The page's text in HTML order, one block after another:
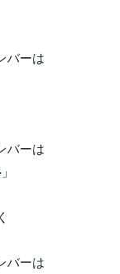
ーは
ーは
」
ーは